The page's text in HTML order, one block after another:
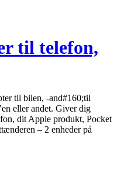
til telefon,
til bilen, -and#160;til
eller andet. Giver dig
dit Apple produkt, Pocket
– 2 enheder på